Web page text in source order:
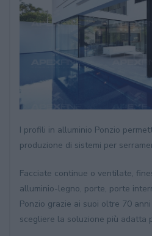
I profili in alluminio Ponzio
produzione di sistemi per
Facciate continue o ventilate,
alluminio-legno, porte, porte
Ponzio grazie ai suoi oltre 70
scegliere la soluzione più adatta